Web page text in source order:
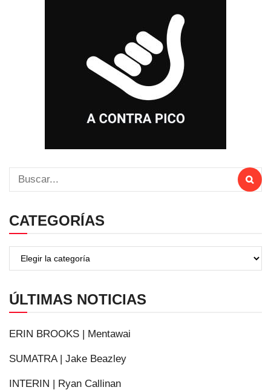
CATEGORÍAS
ÚLTIMAS NOTICIAS
ERIN BROOKS | Mentawai
SUMATRA | Jake Beazley
INTERIN | Ryan Callinan